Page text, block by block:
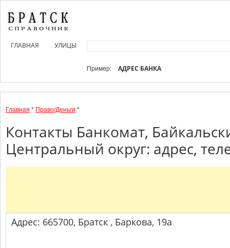
ГЛАВНАЯ УЛИЦЫ
Пример: АДРЕС БАНКА
Главная * Право/Деньги *
Контакты Банкомат,
Центральный округ: адрес,
Адрес: 665700, Братск , Баркова, 19а